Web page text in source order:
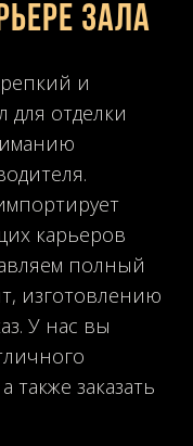
зала
и
для отделки
карьеров
полный
изготовлению
У нас вы
также заказать